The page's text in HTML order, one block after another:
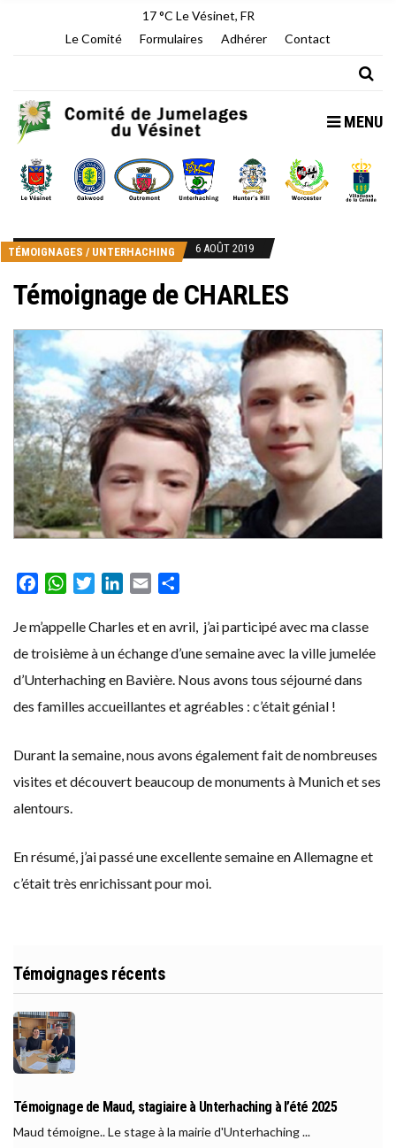
17 °C Le Vésinet, FR
Le Comité
Formulaires Adhérer Contact
MENU
TÉMOIGNAGES / UNTERHACHING 6 AOÛT 2019
Témoignage de CHARLES
FacebookWhatsAppTwitterLinkedIn
Email
Je m’appelle Charles et en avril, j’ai participé avec ma classe
de troisième à un échange d’une semaine avec la ville jumelée
d’Unterhaching en Bavière. Nous avons tous séjourné dans
des familles accueillantes et agréables : c’était génial !
Durant la semaine, nous avons également fait de nombreuses
visites et découvert beaucoup de monuments à Munich et ses
alentours.
En résumé, j’ai passé une excellente semaine en Allemagne et
c’était très enrichissant pour moi.
Témoignages récents
Témoignage de Maud, stagiaire à Unterhaching à l’été 2025
Maud témoigne.. Le stage à la mairie d'Unterhaching ...